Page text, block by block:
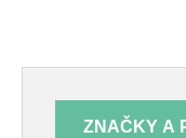
ZNAČKY A